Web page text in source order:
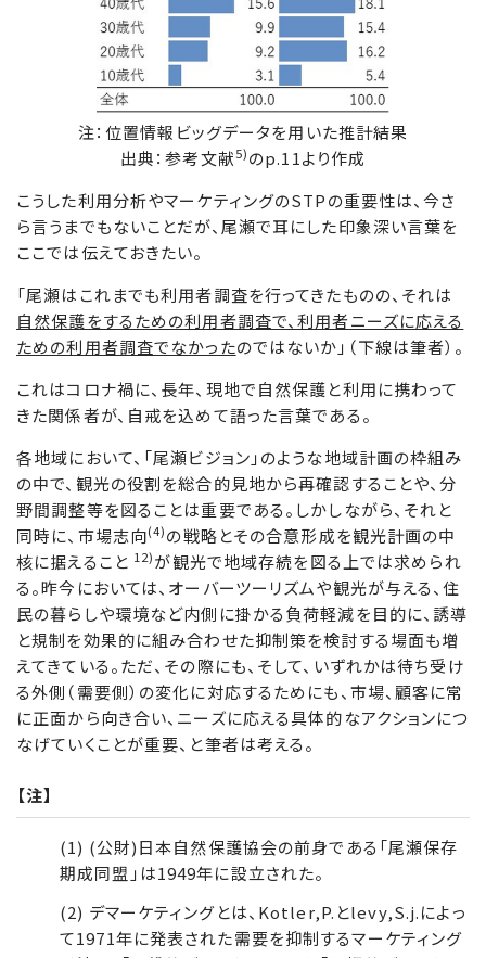
注：位置情報ビッグデータを用いた推計結果
出典：参考文献5)のp.11より作成
こうした利用分析やマーケティングのSTPの重要性は、今さ
ら言うまでもないことだが、尾瀬で耳にした印象深い言葉を
ここでは伝えておきたい。
「尾瀬はこれまでも利用者調査を行ってきたものの、それは
自然保護をするための利用者調査で、利用者ニーズに応える
ための利用者調査でなかったのではないか」（下線は筆者）。
これはコロナ禍に、長年、現地で自然保護と利用に携わって
きた関係者が、自戒を込めて語った言葉である。
各地域において、「尾瀬ビジョン」のような地域計画の枠組み
の中で、観光の役割を総合的見地から再確認することや、分
野間調整等を図ることは重要である。しかしながら、それと
同時に、市場志向(4)の戦略とその合意形成を観光計画の中
核に据えること 12)が観光で地域存続を図る上では求められ
る。昨今においては、オーバーツーリズムや観光が与える、住
民の暮らしや環境など内側に掛かる負荷軽減を目的に、誘導
と規制を効果的に組み合わせた抑制策を検討する場面も増
えてきている。ただ、その際にも、そして、いずれかは待ち受け
る外側（需要側）の変化に対応するためにも、市場、顧客に常
に正面から向き合い、ニーズに応える具体的なアクションにつ
なげていくことが重要、と筆者は考える。
【注】
(1) (公財)日本自然保護協会の前身である「尾瀬保存
期成同盟」は1949年に設立された。
(2) デマーケティングとは、Kotler,P.とlevy,S.j.によっ
て1971年に発表された需要を抑制するマーケティング